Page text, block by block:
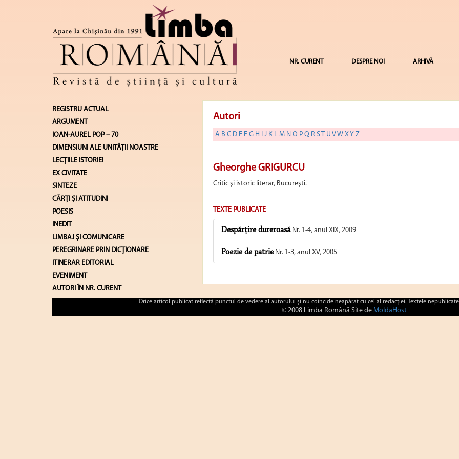
NR. CURENT DESPRE NOI ARHIVĂ
REGISTRU ACTUAL
ARGUMENT
IOAN-AUREL POP – 70
DIMENSIUNI ALE UNITĂŢII NOASTRE
LECŢIILE ISTORIEI
EX CIVITATE
SINTEZE
CĂRŢI ŞI ATITUDINI
POESIS
INEDIT
LIMBAJ ŞI COMUNICARE
PEREGRINARE PRIN DICȚIONARE
ITINERAR EDITORIAL
EVENIMENT
AUTORI ÎN NR. CURENT
Autori
A B C D E F G H J K L M N O P Q R ST U VW XY Z
Gheorghe GRIGURCU
Critic şi istoric literar, Bucureşti.
TEXTE PUBLICATE
Despărţire dureroasăNr. 1-4, anul XIX, 2009
Poezie de patrieNr. 1-3, anul XV, 2005
Orice articol publicat reflectă punctul de vedere al autorului şi nu coincide neapărat cu cel al redacţiei. Textele
© 2008 Limba Română Site de MoldaHost